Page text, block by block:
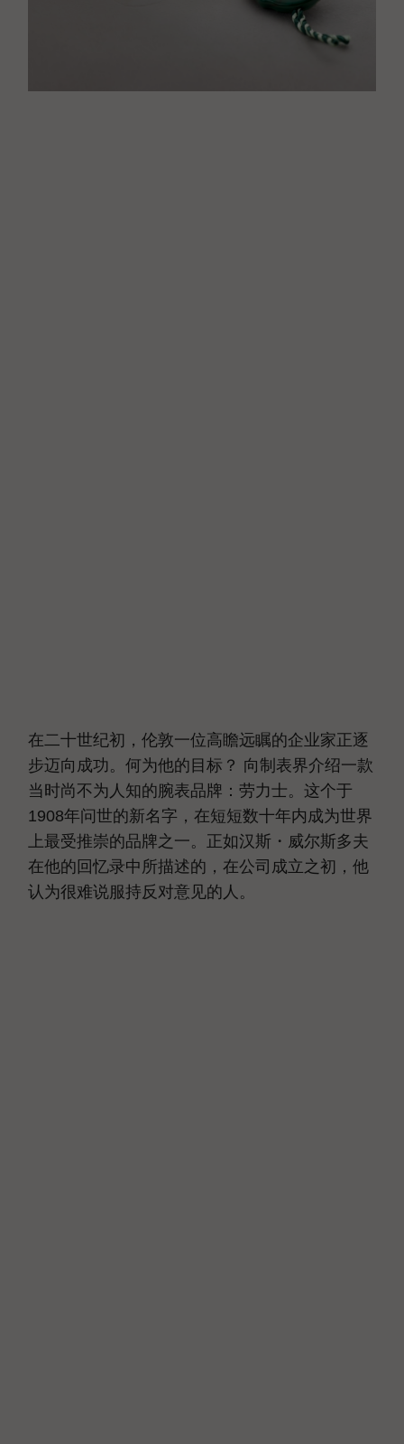
在二十世纪初，伦敦一位高瞻远瞩的企业家正逐
步迈向成功。何为他的目标？ 向制表界介绍一款
当时尚不为人知的腕表品牌：劳力士。这个于
1908年问世的新名字，在短短数十年内成为世界
上最受推崇的品牌之一。正如汉斯・威尔斯多夫
在他的回忆录中所描述的，在公司成立之初，他
认为很难说服持反对意见的人。